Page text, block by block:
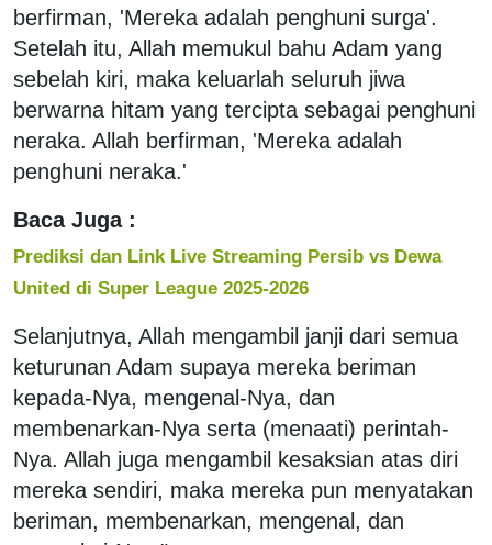
berfirman, 'Mereka adalah penghuni surga'.
Setelah itu, Allah memukul bahu Adam yang
sebelah kiri, maka keluarlah seluruh jiwa
berwarna hitam yang tercipta sebagai penghuni
neraka. Allah berfirman, 'Mereka adalah
penghuni neraka.'
Baca Juga :
Prediksi dan Link Live Streaming Persib vs Dewa
United di Super League 2025-2026
Selanjutnya, Allah mengambil janji dari semua
keturunan Adam supaya mereka beriman
kepada-Nya, mengenal-Nya, dan
membenarkan-Nya serta (menaati) perintah-
Nya. Allah juga mengambil kesaksian atas diri
mereka sendiri, maka mereka pun menyatakan
beriman, membenarkan, mengenal, dan